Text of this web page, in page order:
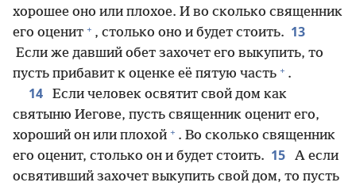
хорошее оно или плохое. И во сколько священник
его оценит + , столько оно и будет стоить. 13
Если же давший обет захочет его выкупить, то
пусть прибавит к оценке её пятую часть + .
14
Если человек освятит свой дом как
святыню Иегове, пусть священник оценит его,
хороший он или плохой + . Во сколько священник
его оценит, столько он и будет стоить. 15
А если
освятивший захочет выкупить свой дом, то пусть